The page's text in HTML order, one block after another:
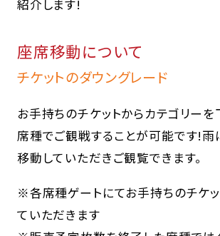
紹介します!
座席移動について
チケットのダウングレード
お手持ちのチケットからカテゴリー
席種でご観戦することが可能です!
移動していただきご観覧できます。
※各席種ゲートにてお手持ちのチケ
ていただきます